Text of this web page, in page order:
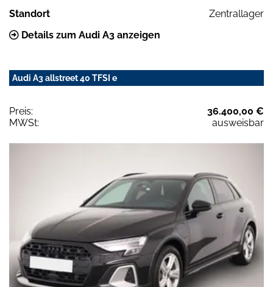
Standort
Zentrallager
Details zum Audi A3 anzeigen
Audi A3 allstreet 40 TFSI e
Preis:
36.400,00 €
MWSt:
ausweisbar